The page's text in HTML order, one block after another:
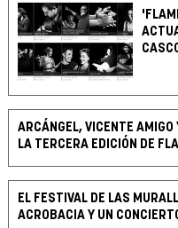
ARCÁNGEL, VICENTE AMIGO
LA TERCERA EDICIÓN DE
EL FESTIVAL DE LAS
ACROBACIA Y UN